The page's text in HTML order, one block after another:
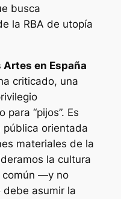
busca
la RBA de utopía
Artes en España
criticado, una
“pijos”. Es
orientada
materiales de la
la cultura
común —y no
asumir la